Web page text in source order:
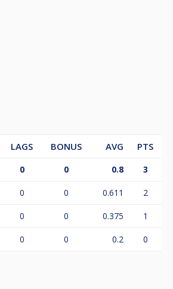
LAGS BONUS AVG
PTS
0 0 0.8 3
0 0 0.611 2
0 0 0.375 1
0 0 0.2 0